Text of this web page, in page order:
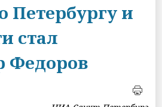
Петербургу и
стал
Федоров